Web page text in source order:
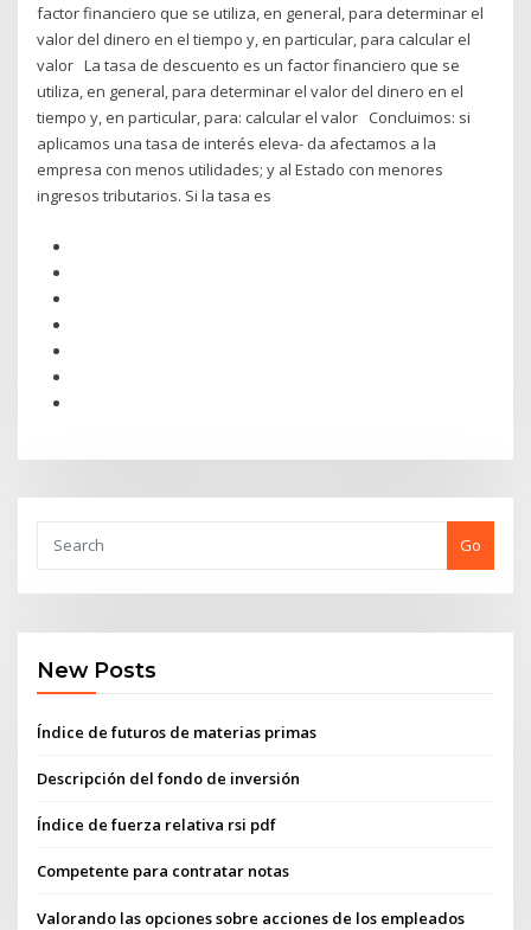
factor financiero que se utiliza, en general, para determinar el
valor del dinero en el tiempo y, en particular, para calcular el
valor La tasa de descuento es un factor financiero que se
utiliza, en general, para determinar el valor del dinero en el
tiempo y, en particular, para: calcular el valor Concluimos: si
aplicamos una tasa de interés eleva- da afectamos a la
empresa con menos utilidades; y al Estado con menores
ingresos tributarios. Si la tasa es
Go
New Posts
Índice de futuros de materias primas
Descripción del fondo de inversión
Índice de fuerza relativa rsi pdf
Competente para contratar notas
Valorando las opciones sobre acciones de los empleados